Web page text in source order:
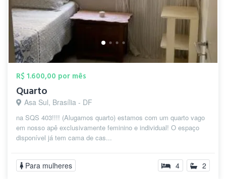
R$ 1.600,00 por mês
Quarto
Asa Sul, Brasília - DF
na SQS 403!!!! (Alugamos quarto) estamos com um quarto vago
em nosso apê exclusivamente feminino e individual! O espaço
disponível já tem cama de cas...
Para mulheres 4 2